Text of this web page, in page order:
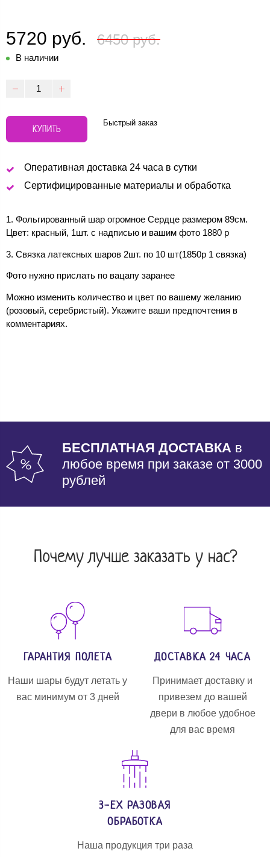
5720 руб. 6450 руб.
В наличии
КУПИТЬ Быстрый заказ
Оперативная доставка 24 часа в сутки
Сертифицированные материалы и обработка
1. Фольгированный шар огромное Сердце размером 89см.
Цвет: красный, 1шт. с надписью и вашим фото 1880 р
3. Связка латексных шаров 2шт. по 10 шт(1850р 1 связка)
Фото нужно прислать по вацапу заранее
Можно изменить количество и цвет по вашему желанию
(розовый, серебристый). Укажите ваши предпочтения в
комментариях.
БЕСПЛАТНАЯ ДОСТАВКА в
любое время при заказе от 3000
рублей
Почему лучше заказать у нас?
ГАРАНТИЯ ПОЛЕТА
Наши шары будут летать у
вас минимум от 3 дней
ДОСТАВКА 24 ЧАСА
Принимает доставку и
привезем до вашей
двери в любое удобное
для вас время
3-ЕХ РАЗОВАЯ
ОБРАБОТКА
Наша продукция три раза